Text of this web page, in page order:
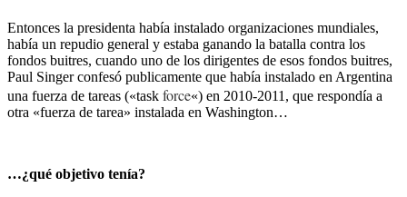
Entonces la presidenta había instalado organizaciones mundiales,
había un repudio general y estaba ganando la batalla contra los
fondos buitres, cuando uno de los dirigentes de esos fondos buitres,
Paul Singer confesó publicamente que había instalado en Argentina
una fuerza de tareas («task force«) en 2010-2011, que respondía a
otra «fuerza de tarea» instalada en Washington…
…¿qué objetivo tenía?